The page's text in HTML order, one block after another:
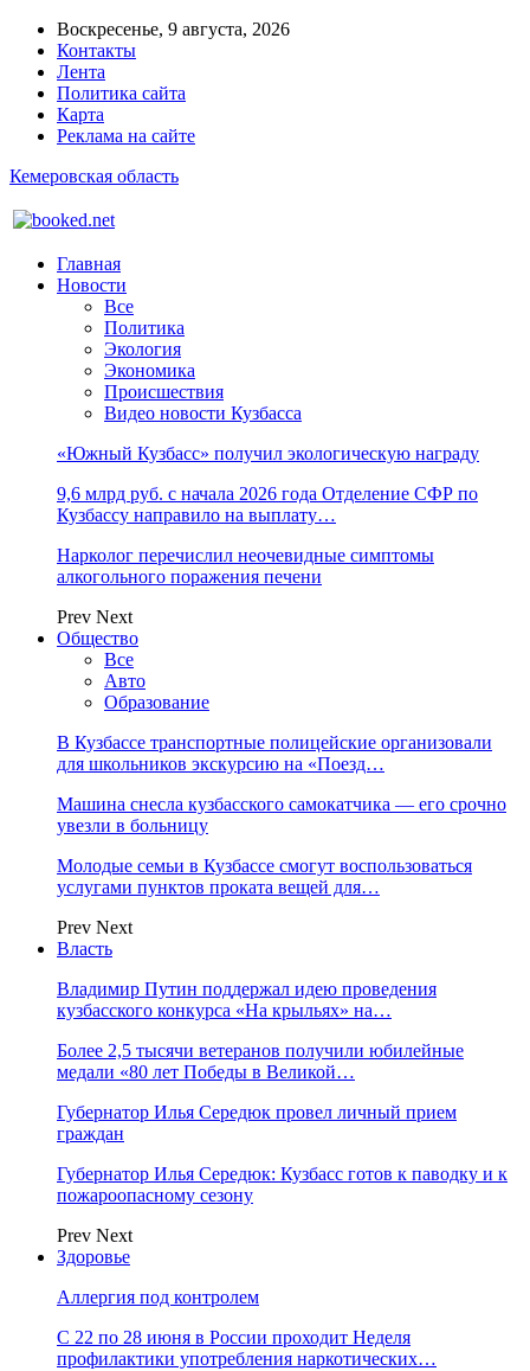
Воскресенье, 9 августа, 2026
Контакты
Лента
Политика сайта
Карта
Реклама на сайте
Кемеровская область
Главная
Новости
Все
Политика
Экология
Экономика
Происшествия
Видео новости Кузбасса
«Южный Кузбасс» получил экологическую награду
9,6 млрд руб. с начала 2026 года Отделение СФР по
Кузбассу направило на выплату…
Нарколог перечислил неочевидные симптомы
алкогольного поражения печени
Prev Next
Общество
Все
Авто
Образование
В Кузбассе транспортные полицейские организовали
для школьников экскурсию на «Поезд…
Машина снесла кузбасского самокатчика — его срочно
увезли в больницу
Молодые семьи в Кузбассе смогут воспользоваться
услугами пунктов проката вещей для…
Prev Next
Власть
Владимир Путин поддержал идею проведения
кузбасского конкурса «На крыльях» на…
Более 2,5 тысячи ветеранов получили юбилейные
медали «80 лет Победы в Великой…
Губернатор Илья Середюк провел личный прием
граждан
Губернатор Илья Середюк: Кузбасс готов к паводку и к
пожароопасному сезону
Prev Next
Здоровье
Аллергия под контролем
С 22 по 28 июня в России проходит Неделя
профилактики употребления наркотических…